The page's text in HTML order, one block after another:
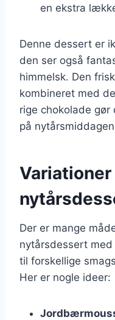
en ekstra
Denne dessert er
den ser også
himmelsk. Den
kombineret med
rige chokolade
på
Der er mange
nytårsdessert
til forskellige
Her er nogle ideer: